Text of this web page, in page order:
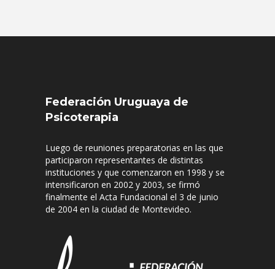
Federación Uruguaya de
Psicoterapia
Luego de reuniones preparatorias en las que
participaron representantes de distintas
instituciones y que comenzaron en 1998 y se
intensificaron en 2002 y 2003, se firmó
finalmente el Acta Fundacional el 3 de junio
de 2004 en la ciudad de Montevideo.